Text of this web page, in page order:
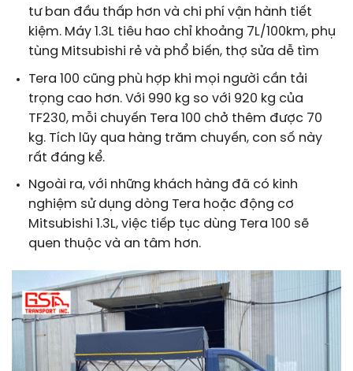
tư ban đầu thấp hơn và chi phí vận hành tiết
kiệm. Máy 1.3L tiêu hao chỉ khoảng 7L/100km, phụ
tùng Mitsubishi rẻ và phổ biến, thợ sửa dễ tìm
Tera 100 cũng phù hợp khi mọi người cần tải
trọng cao hơn. Với 990 kg so với 920 kg của
TF230, mỗi chuyến Tera 100 chở thêm được 70
kg. Tích lũy qua hàng trăm chuyến, con số này
rất đáng kể.
Ngoài ra, với những khách hàng đã có kinh
nghiệm sử dụng dòng Tera hoặc động cơ
Mitsubishi 1.3L, việc tiếp tục dùng Tera 100 sẽ
quen thuộc và an tâm hơn.